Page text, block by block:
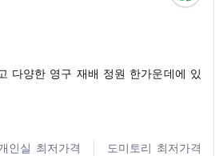
다양한 영구 재배 정원 한가운데에 있
인실 최저가격 도미토리 최저가격